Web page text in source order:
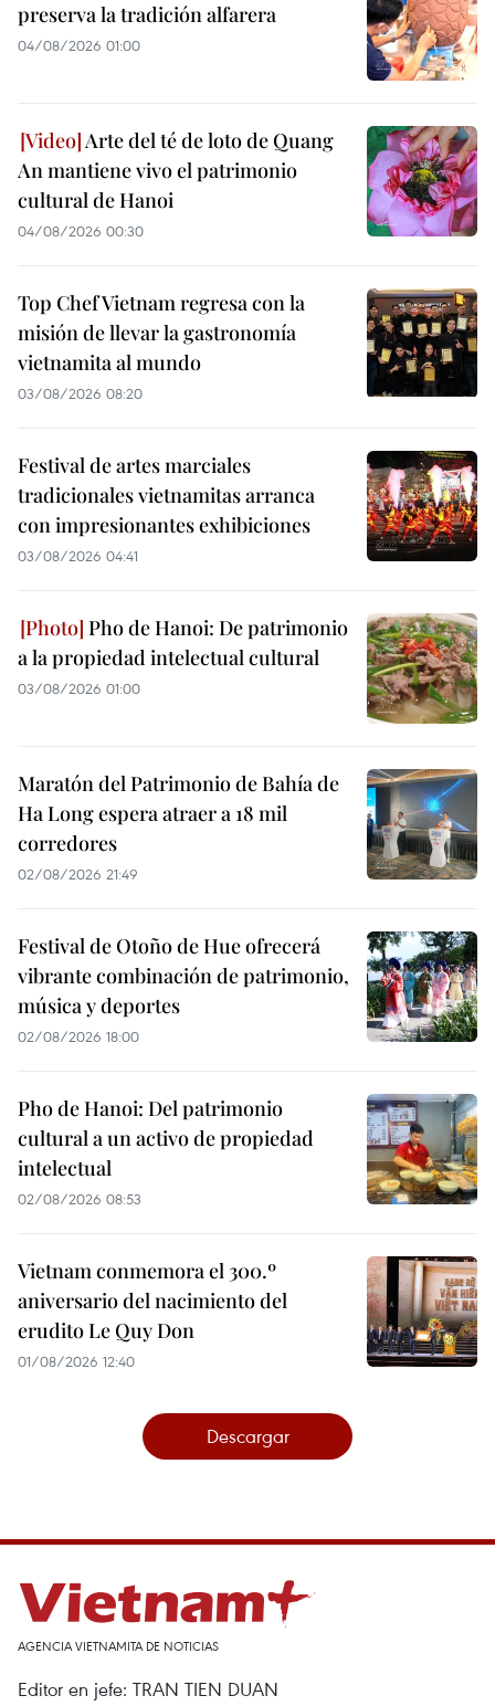
preserva la tradición alfarera
04/08/2026 01:00
Arte del té de loto de Quang
An mantiene vivo el patrimonio
cultural de Hanoi
04/08/2026 00:30
Top Chef Vietnam regresa con la
misión de llevar la gastronomía
vietnamita al mundo
03/08/2026 08:20
Festival de artes marciales
tradicionales vietnamitas arranca
con impresionantes exhibiciones
03/08/2026 04:41
Pho de Hanoi: De patrimonio
a la propiedad intelectual cultural
03/08/2026 01:00
Maratón del Patrimonio de Bahía de
Ha Long espera atraer a 18 mil
corredores
02/08/2026 21:49
Festival de Otoño de Hue ofrecerá
vibrante combinación de patrimonio,
música y deportes
02/08/2026 18:00
Pho de Hanoi: Del patrimonio
cultural a un activo de propiedad
intelectual
02/08/2026 08:53
Vietnam conmemora el 300.º
aniversario del nacimiento del
erudito Le Quy Don
01/08/2026 12:40
Descargar
AGENCIA VIETNAMITA DE NOTICIAS
Editor en jefe: TRAN TIEN DUAN